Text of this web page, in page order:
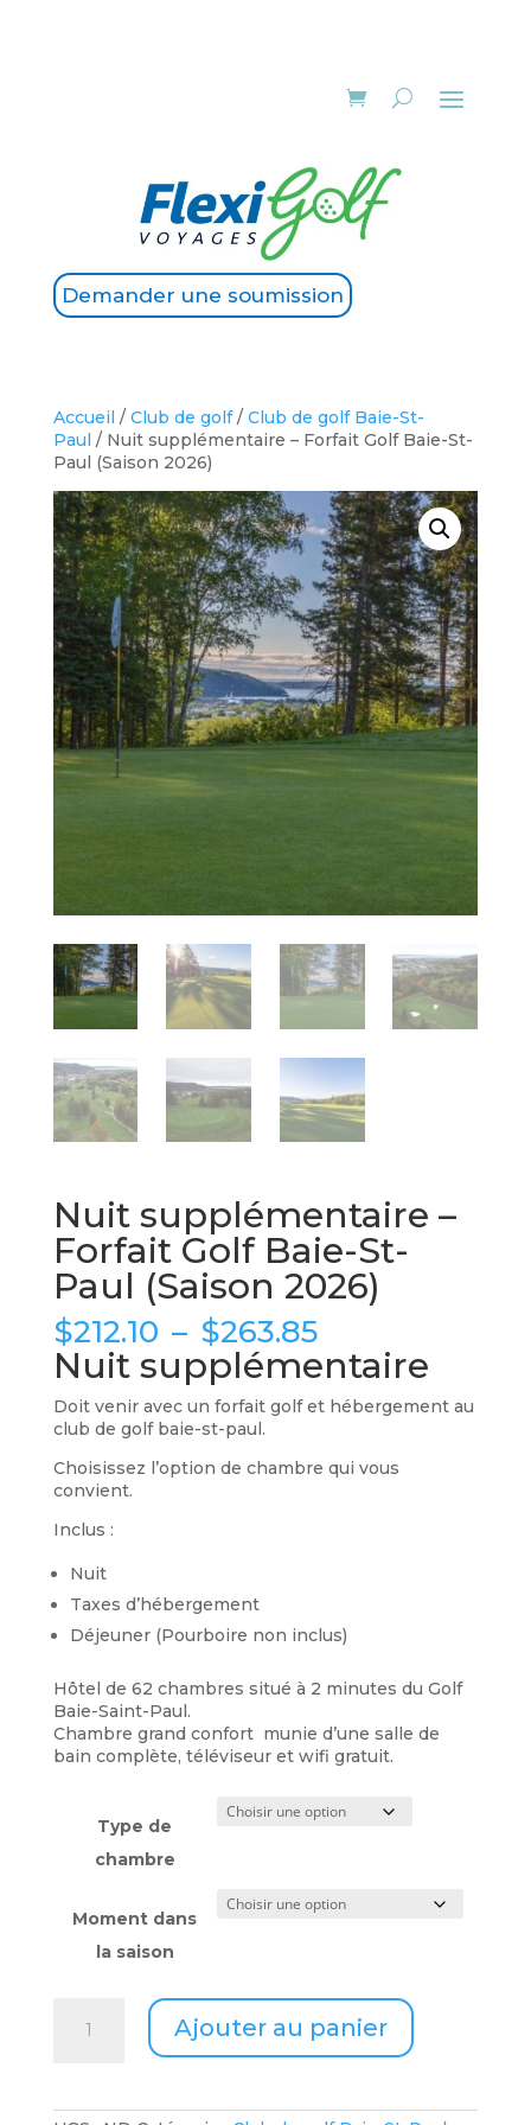
Demander une soumission
Accueil / Club de golf/ Club de golf Baie-St-
Paul / Nuit supplémentaire – Forfait Golf Baie-St-
Paul (Saison 2026)
Nuit supplémentaire –
Forfait Golf Baie-St-
Paul (Saison 2026)
$212.10 – $263.85Plage
de
prix :
$212.10
à
Nuit supplémentaire
Doit venir avec un forfait golf et hébergement au
club de golf baie-st-paul.
Choisissez l’option de chambre qui vous
convient.
Inclus :
Nuit
Taxes d’hébergement
Déjeuner (Pourboire non inclus)
Hôtel de 62 chambres situé à 2 minutes du Golf
Baie-Saint-Paul.
Chambre grand confort munie d’une salle de
bain complète, téléviseur et wifi gratuit.
Type de
chambre
Moment dans
la saison
Forfait
Ajouter au panier